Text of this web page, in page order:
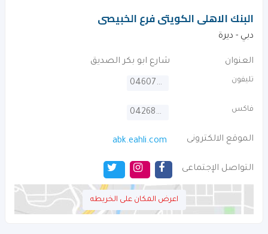
البنك الاهلى الكويتى فرع الخبيصى
دبي - ديرة
العنوان شارع ابو بكر الصديق
تليفون 046075555
فاكس 042684445
الموقع الالكترونى abk.eahli.com
التواصل الإجتماعى
اعرض المكان على الخريطه